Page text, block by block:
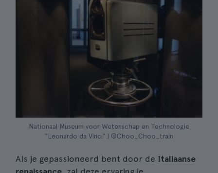
Nationaal Museum voor Wetenschap en Technologie
"Leonardo da Vinci".| ©Choo_Choo_train
Als je gepassioneerd bent door de Italiaanse